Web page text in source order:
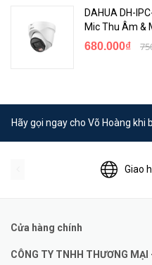
DAHUA DH-
Mic Thu Âm &
680.000₫
Hãy gọi ngay cho Võ Hoàng khi
Giao
Cửa hàng chính
CÔNG TY TNHH THƯƠNG MẠI